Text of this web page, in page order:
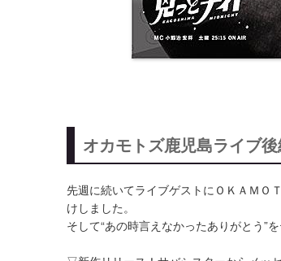
オカモトズ鹿児島ライブ
先週に続いてライブゲストにＯＫＡＭＯ
けしました。
そして“あの時言えなかったありがとう”